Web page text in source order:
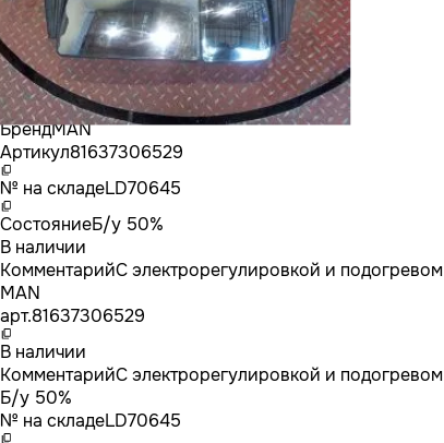
БрендMAN
Артикул81637306529
№ на складеLD70645
СостояниеБ/у 50%
В наличии
КомментарийС электрорегулировкой и подогревом
MAN
арт.81637306529
В наличии
КомментарийС электрорегулировкой и подогревом
Б/у 50%
№ на складеLD70645